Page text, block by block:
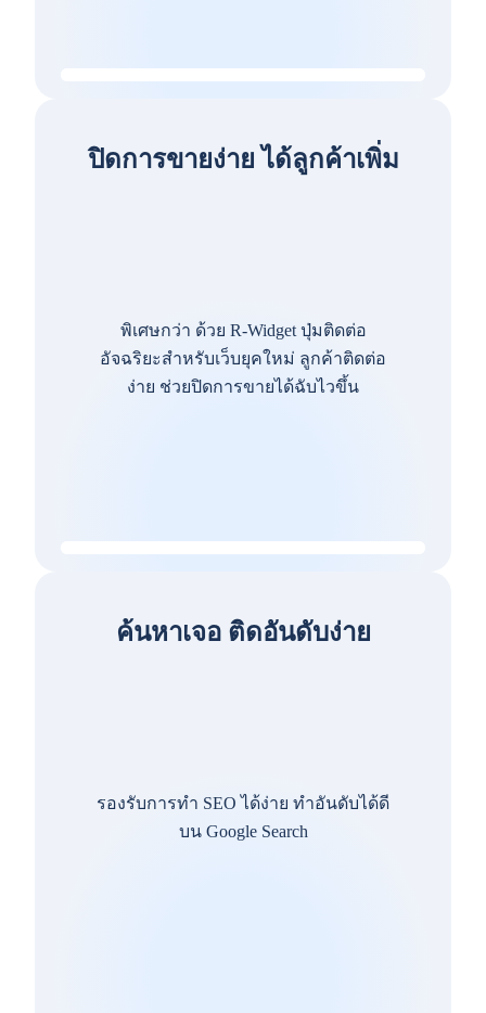
ปิดการขายง่าย ได้ลูกค้าเพิ่ม
พิเศษกว่า ด้วย R-Widget ปุ่มติดต่อ
อัจฉริยะสำหรับเว็บยุคใหม่ ลูกค้าติดต่อ
ง่าย ช่วยปิดการขายได้ฉับไวขึ้น
ค้นหาเจอ ติดอันดับง่าย
รองรับการทำ SEO ได้ง่าย ทำอันดับได้ดี
บน Google Search